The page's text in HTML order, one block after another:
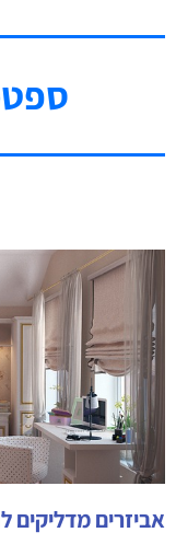
אביזרים מדליקים